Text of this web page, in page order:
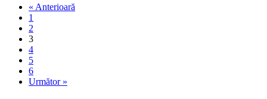
« Anterioară
1
2
3
4
5
6
Următor »